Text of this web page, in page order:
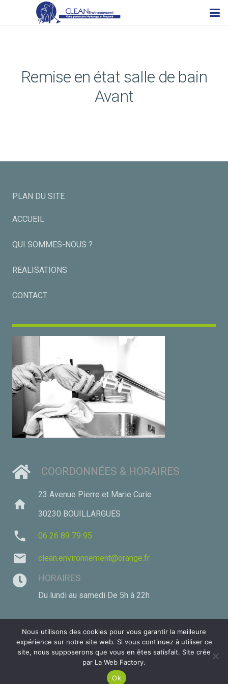
Remise en état salle de bain
Avant
PLAN DU SITE
ACCUEIL
QUI SOMMES-NOUS ?
REALISATIONS
CONTACT
COORDONNÉES & HORAIRES
home
23 Avenue Pierre et Marie Curie
30230 BOUILLARGUES
phone 06 26 89 79 95
mail clean.environnement@orange.fr
HORAIRES
Du lundi au samedi De 5h à 22h
MENTIONS LÉGALES
© 2026 Tous droits réservés.
Ce site utilise des cookies. Si vous continuez votre
navigation nous estimons que vous êtes en accord
Nous utilisons des cookies pour vous garantir la meilleure
expérience sur notre site web. Si vous continuez à utiliser ce
site, nous supposerons que vous en êtes satisfait. Site crée
par La Web Factory.
Ok